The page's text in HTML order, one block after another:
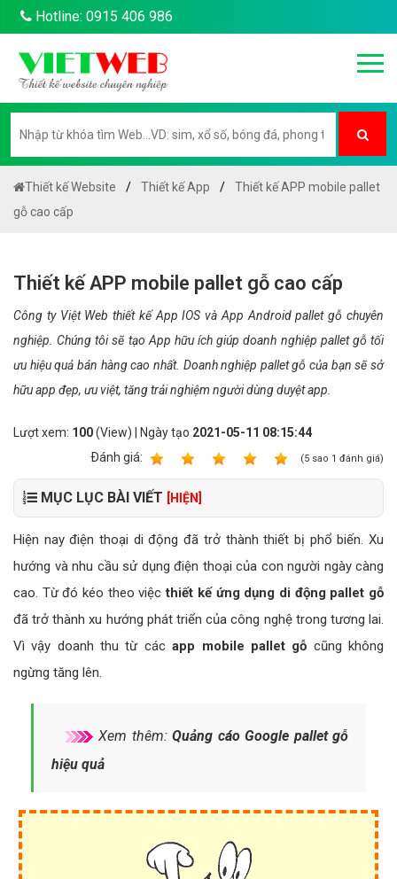
Hotline: 0915 406 986
Thiết kế Website Thiết kế App
Thiết kế APP mobile pallet
gỗ cao cấp
Thiết kế APP mobile pallet gỗ cao cấp
Công ty Việt Web thiết kế App IOS và App Android pallet gỗ chuyên
nghiệp. Chúng tôi sẽ tạo App hữu ích giúp doanh nghiệp pallet gỗ tối
ưu hiệu quả bán hàng cao nhất. Doanh nghiệp pallet gỗ của bạn sẽ sở
hữu app đẹp, ưu việt, tăng trải nghiệm người dùng duyệt app.
Lượt xem: 100(View) | Ngày tạo 2021-05-11 08:15:44
Ðánh giá:
(5 sao 1 đánh giá)
MỤC LỤC BÀI VIẾT [HIỆN]
Hiện nay điện thoại di động đã trở thành thiết bị phổ biến. Xu
hướng và nhu cầu sử dụng điện thoại của con người ngày càng
cao. Từ đó kéo theo việcthiết kế ứng dụng di động pallet gỗ
đã trở thành xu hướng phát triển của công nghệ trong tương lai.
Vì vậy doanh thu từ cácapp mobile pallet gỗ cũng không
ngừng tăng lên.
Xem thêm:Quảng cáo Google pallet gỗ
hiệu quả